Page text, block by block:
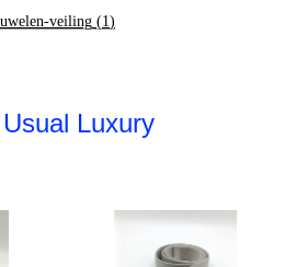
veiling (1)
Usual Luxury